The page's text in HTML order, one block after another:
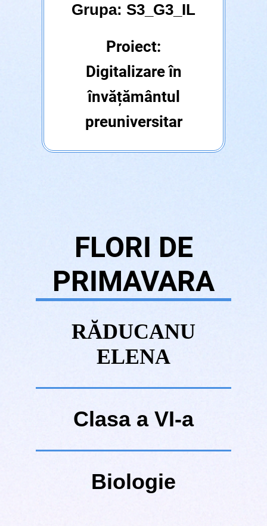
Grupa: S3_G3_IL
Proiect:
Digitalizare în
învățământul
preuniversitar
FLORI DE
PRIMAVARA
RĂDUCANU
ELENA
Clasa a VI-a
Biologie